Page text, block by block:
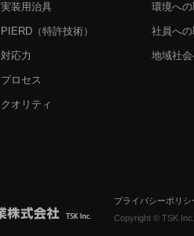
実装用治具
PIERD （特許技術）
対応力
プロセス
クオリティ
環境へ
社員へ
地域社
プライバシーポリシ
Copyright © TSK